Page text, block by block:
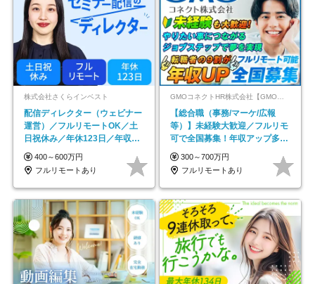
株式会社さくらインベスト
配信ディレクター（ウェビナー
運営）／フルリモートOK／土
日祝休み／年休123日／年収
600万円可
400～600万円
フルリモートあり
GMOコネクトHR株式会社【GMOインターネットグループ】
【総合職（事務/マーケ/広報
等）】未経験大歓迎／フルリモ
可で全国募集！年収アップ多数
★年休最大130日★
300～700万円
フルリモートあり